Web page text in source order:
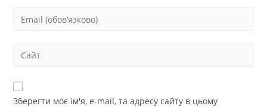
Зберегти моє ім'я, e-mail, та адресу сайту в цьому